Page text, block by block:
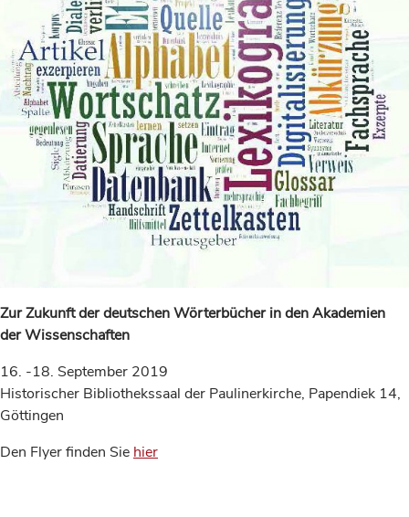
Zur Zukunft der deutschen Wörterbücher in den Akademien
der Wissenschaften
16. -18. September 2019
Historischer Bibliothekssaal der Paulinerkirche, Papendiek 14,
Göttingen
Den Flyer finden Sie hier